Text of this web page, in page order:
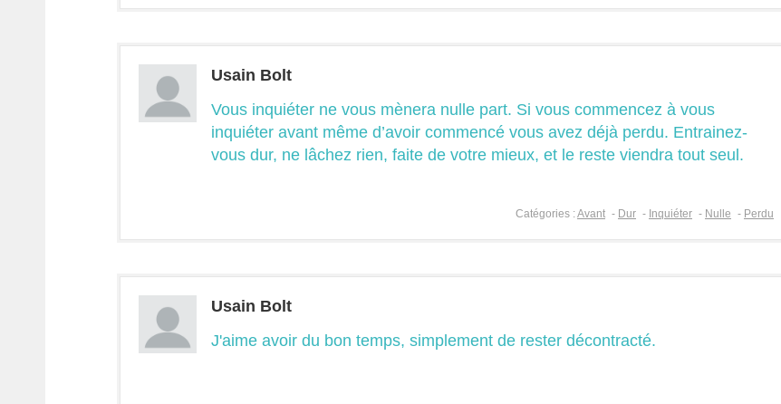
Usain Bolt
Vous inquiéter ne vous mènera nulle part. Si vous commencez à vous
inquiéter avant même d’avoir commencé vous avez déjà perdu. Entrainez-
vous dur, ne lâchez rien, faite de votre mieux, et le reste viendra tout seul.
Catégories :Avant - Dur - Inquiéter - Nulle - Perdu
Usain Bolt
J'aime avoir du bon temps, simplement de rester décontracté.